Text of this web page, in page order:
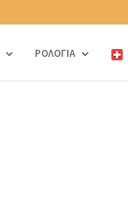
ΡΟΛΟΓΙΑ